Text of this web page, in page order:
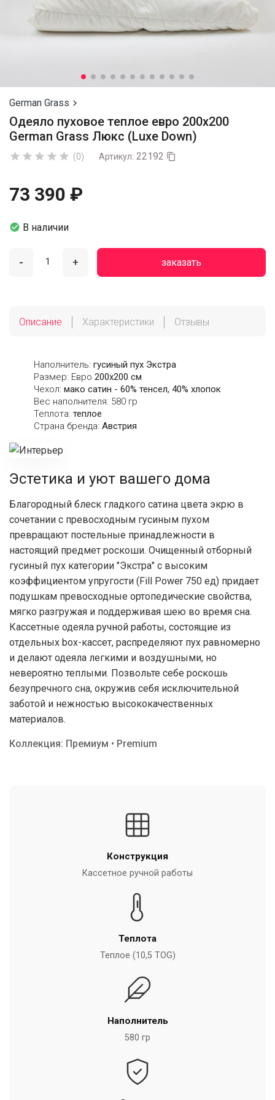
German Grass 
Одеяло пуховое теплое евро 200х200
German Grass Люкс (Luxe Down)
     (0) Артикул: 22192 
73 390 ₽
 В наличии
- + заказать
Описание Характеристики Отзывы
Наполнитель: гусиный пух Экстра
Размер: Евро 200х200 см
Чехол: мако сатин - 60% тенсел, 40% хлопок
Вес наполнителя: 580 гр
Теплота: теплое
Страна бренда: Австрия
Эстетика и уют вашего дома
Благородный блеск гладкого сатина цвета экрю в
сочетании с превосходным гусиным пухом
превращают постельные принадлежности в
настоящий предмет роскоши. Очищенный отборный
гусиный пух категории "Экстра" с высоким
коэффициентом упругости (Fill Power 750 ед) придает
подушкам превосходные ортопедические свойства,
мягко разгружая и поддерживая шею во время сна.
Кассетные одеяла ручной работы, состоящие из
отдельных box-кассет, распределяют пух равномерно
и делают одеяла легкими и воздушными, но
невероятно теплыми. Позвольте себе роскошь
безупречного сна, окружив себя исключительной
заботой и нежностью высококачественных
материалов.
Коллекция: Премиум • Premium
Конструкция
Кассетное ручной работы
Теплота
Теплое (10,5 TOG)
Наполнитель
580 гр